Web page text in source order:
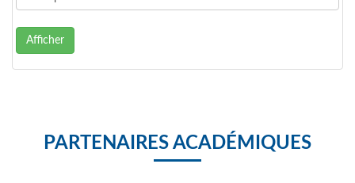
Afficher
PARTENAIRES ACADÉMIQUES